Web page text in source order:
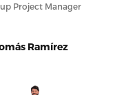
Project Manager
Ramírez